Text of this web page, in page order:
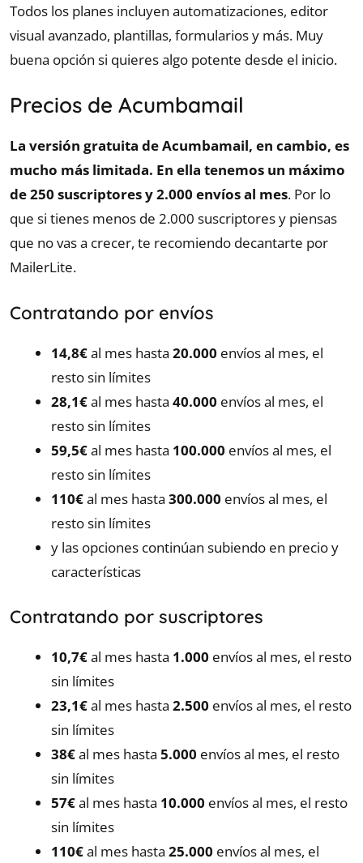
Todos los planes incluyen automatizaciones, editor
visual avanzado, plantillas, formularios y más. Muy
buena opción si quieres algo potente desde el inicio.
Precios de Acumbamail
La versión gratuita de Acumbamail, en cambio, es
mucho más limitada. En ella tenemos un máximo
de 250 suscriptores y 2.000 envíos al mes. Por lo
que si tienes menos de 2.000 suscriptores y piensas
que no vas a crecer, te recomiendo decantarte por
MailerLite.
Contratando por envíos
14,8€al mes hasta 20.000 envíos al mes, el
resto sin límites
28,1€al mes hasta 40.000 envíos al mes, el
resto sin límites
59,5€al mes hasta 100.000 envíos al mes, el
resto sin límites
110€al mes hasta 300.000 envíos al mes, el
resto sin límites
y las opciones continúan subiendo en precio y
características
Contratando por suscriptores
10,7€al mes hasta 1.000 envíos al mes, el resto
sin límites
23,1€al mes hasta 2.500 envíos al mes, el resto
sin límites
38€al mes hasta 5.000 envíos al mes, el resto
sin límites
57€al mes hasta 10.000 envíos al mes, el resto
sin límites
110€al mes hasta 25.000 envíos al mes, el